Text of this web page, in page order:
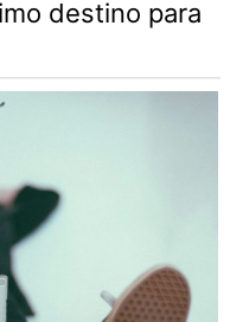
destino para